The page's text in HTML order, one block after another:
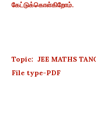
கேட்டுக்கொள்கிறோம்.
Topic: JEE MATHS
File type-PDF